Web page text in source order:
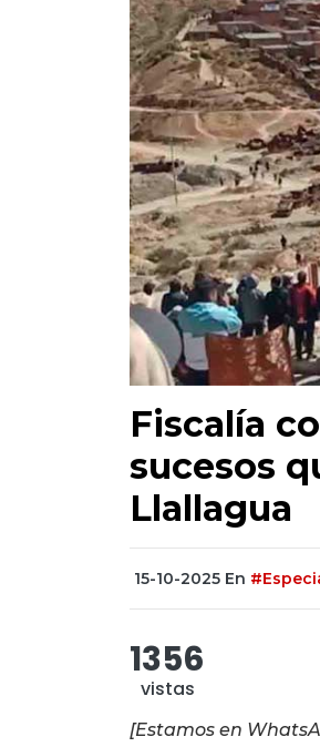
Fiscalía
sucesos
Llallagua
15-10-2025 En
1356
vistas
[Estamos en